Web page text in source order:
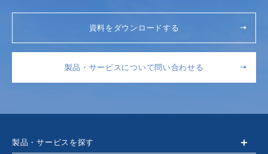
資料をダウンロードする
製品・サービスについて問い合わせる
製品・サービスを探す